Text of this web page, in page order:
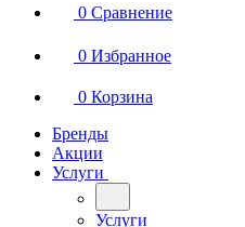
0 Сравнение
0 Избранное
0 Корзина
Бренды
Акции
Услуги
Услуги